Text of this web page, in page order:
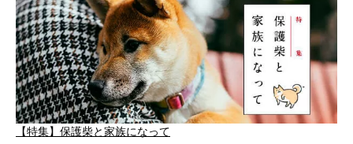
【特集】保護柴と家族になって